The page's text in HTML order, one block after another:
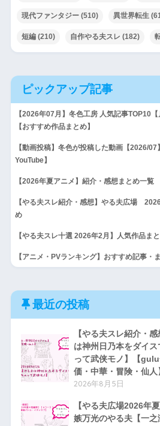
現代ファンタジー(510) 異世界転生
短編(210) 自作やる夫スレ (182)
ピックアップ記事
【2026年07月】冬色工房 人気記事TOP10【
【おすすめ作品まとめ】
【動画投稿】冬色が投稿した動画【2026/07
YouTube】
【2026年夏アニメ】紹介・感想まとめ一覧
【やる夫スレ紹介・感想】やる夫広場
め
【やる夫スレ十選 2026年2月】人気作品ま
【アニメ・PVランキング】おすすめ記事・
最近の投稿
【やる夫スレ紹介・
は神州日乃本をダイ
って武侠モノ】【
価・中華・冒険・仙人
2026年8月5日
【やる夫広場2026年
嫉万光のやる夫【一之